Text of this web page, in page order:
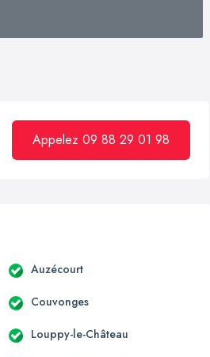
Appelez 09 88 29 01 98
Auzécourt
Couvonges
Louppy-le-Château